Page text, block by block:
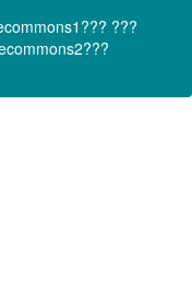
???